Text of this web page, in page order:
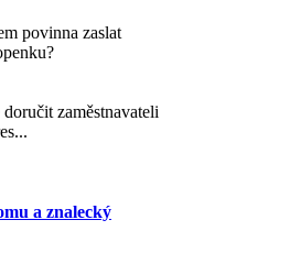
povinna zaslat
zaměstnavateli
a znalecký